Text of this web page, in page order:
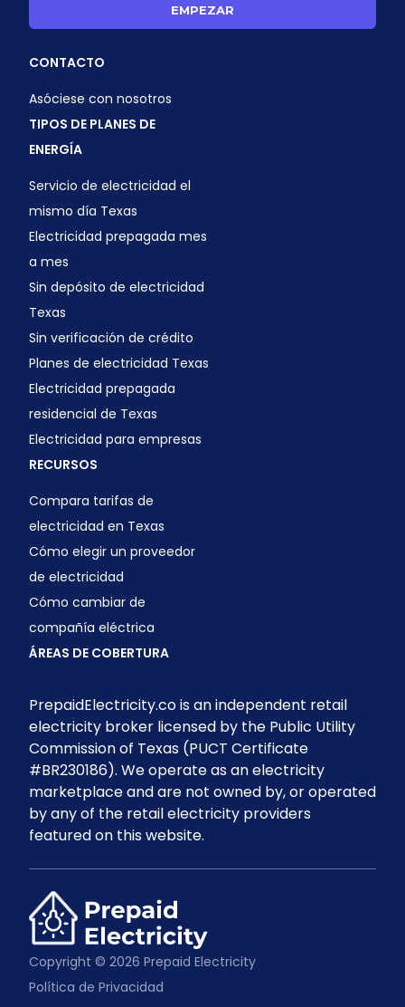
EMPEZAR
CONTACTO
Asóciese con nosotros
TIPOS DE PLANES DE
ENERGÍA
Servicio de electricidad el
mismo día Texas
Electricidad prepagada mes
a mes
Sin depósito de electricidad
Texas
Sin verificación de crédito
Planes de electricidad Texas
Electricidad prepagada
residencial de Texas
Electricidad para empresas
RECURSOS
Compara tarifas de
electricidad en Texas
Cómo elegir un proveedor
de electricidad
Cómo cambiar de
compañía eléctrica
ÁREAS DE COBERTURA
PrepaidElectricity.co is an independent retail
electricity broker licensed by the Public Utility
Commission of Texas (PUCT Certificate
#BR230186). We operate as an electricity
marketplace and are not owned by, or operated
by any of the retail electricity providers
featured on this website.
Copyright © 2026 Prepaid Electricity
Política de Privacidad